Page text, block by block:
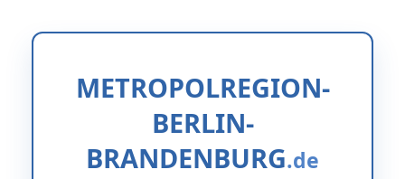
METROPOLREGION-
BERLIN-
BRANDENBURG